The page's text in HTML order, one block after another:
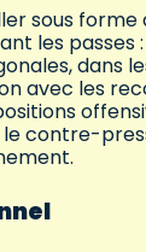
sous
les passes
dans
avec les
contre-